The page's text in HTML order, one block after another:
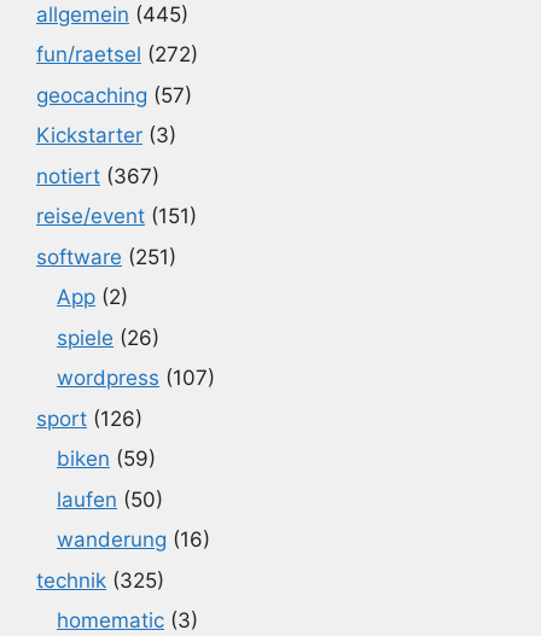
allgemein (445)
fun/raetsel (272)
geocaching (57)
Kickstarter (3)
notiert (367)
reise/event (151)
software (251)
App (2)
spiele (26)
wordpress (107)
sport (126)
biken (59)
laufen (50)
wanderung (16)
technik (325)
homematic (3)